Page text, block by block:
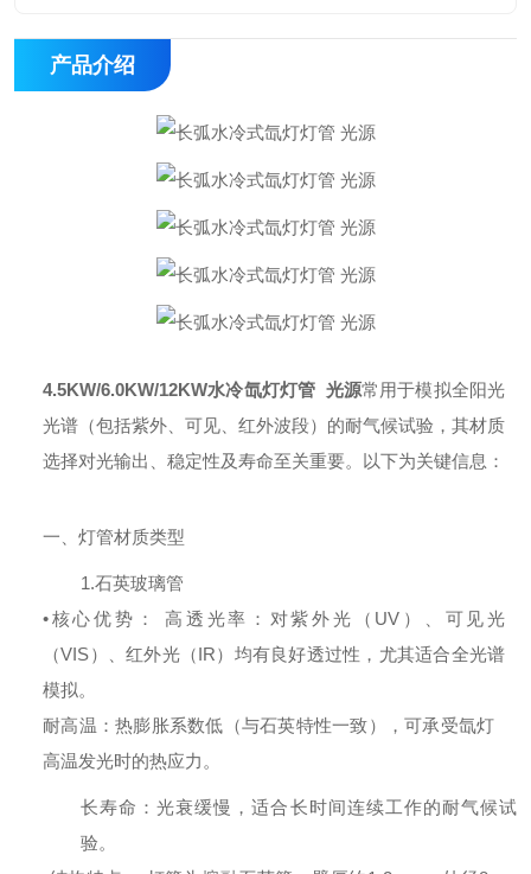
产品介绍
4.5KW/6.0KW/12KW水冷氙灯灯管 光源常用于模拟全阳光
光谱（包括紫外、可见、红外波段）的耐气候试验，其材质
选择对光输出、稳定性及寿命至关重要。以下为关键信息：
一、灯管材质类型
1.石英玻璃管
•核心优势：
高透光率：对紫外光（ UV）、可见光
（VIS）、红外光（IR）均有良好透过性，尤其适合全光谱
模拟。
耐高温：热膨胀系数低（与石英特性一致），可承受氙灯
高温发光时的热应力。
长寿命：光衰缓慢，适合长时间连续工作的耐气候试
验。